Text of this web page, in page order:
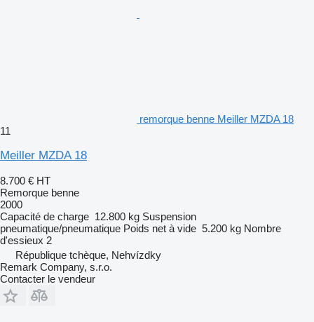
remorque benne Meiller MZDA 18
11
Meiller MZDA 18
8.700 € HT
Remorque benne
2000
Capacité de charge 12.800 kg Suspension
pneumatique/pneumatique Poids net à vide 5.200 kg Nombre
d'essieux 2
République tchèque, Nehvízdky
Remark Company, s.r.o.
Contacter le vendeur